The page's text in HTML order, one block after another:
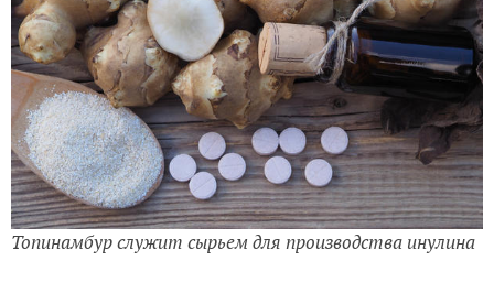
Топинамбур служит сырьем для производства инулина